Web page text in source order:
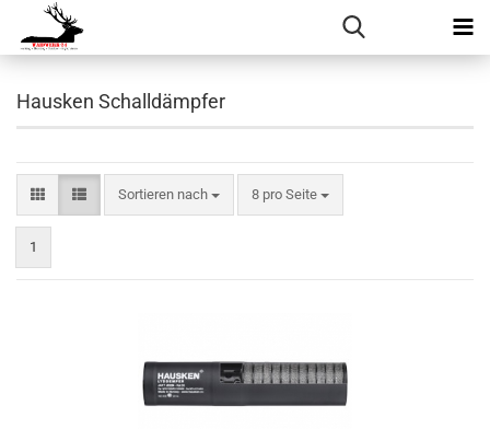
Hausken Schalldämpfer
Sortieren nach
Sortieren nach 8 pro Seite
pro Seite
1